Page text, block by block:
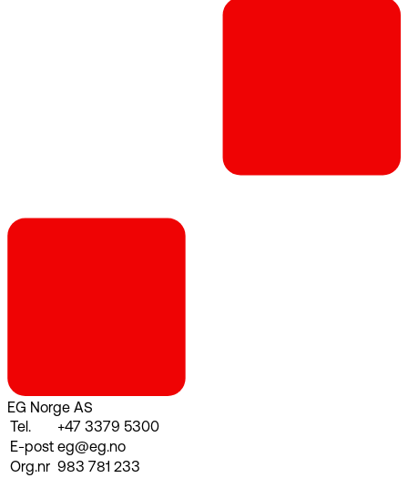
EG Norge AS
Tel.
+47 3379 5300
E-post eg@eg.no
Org.nr 983 781 233